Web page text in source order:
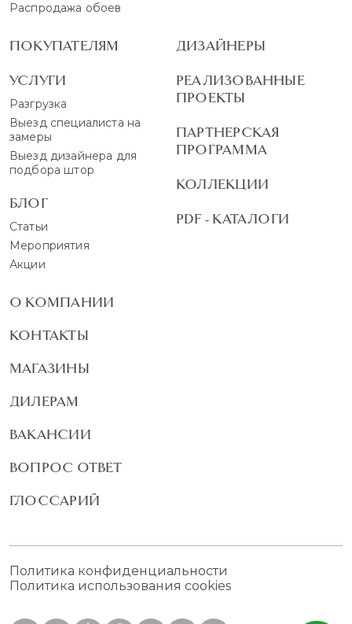
Распродажа обоев
ПОКУПАТЕЛЯМ
УСЛУГИ
Разгрузка
Выезд специалиста на
замеры
Выезд дизайнера для
подбора штор
БЛОГ
Статьи
Мероприятия
Акции
ДИЗАЙНЕРЫ
РЕАЛИЗОВАННЫЕ
ПРОЕКТЫ
ПАРТНЕРСКАЯ
ПРОГРАММА
КОЛЛЕКЦИИ
PDF - КАТАЛОГИ
О КОМПАНИИ
КОНТАКТЫ
МАГАЗИНЫ
ДИЛЕРАМ
ВАКАНСИИ
ВОПРОС ОТВЕТ
ГЛОССАРИЙ
Политика конфиденциальности
Политика использования cookies